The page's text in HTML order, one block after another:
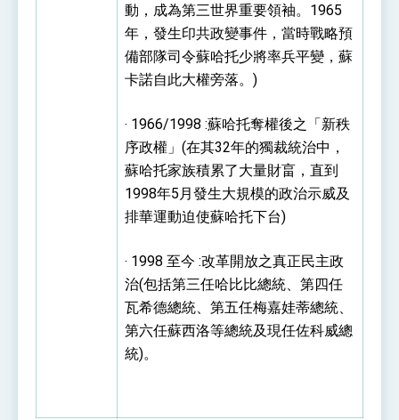
動，成為第三世界重要領袖。1965
年，發生印共政變事件，當時戰略預
備部隊司令蘇哈托少將率兵平變，蘇
卡諾自此大權旁落。)
‧ 1966/1998 :蘇哈托奪權後之「新秩
序政權」(在其32年的獨裁統治中，
蘇哈托家族積累了大量財畗，直到
1998年5月發生大規模的政治示威及
排華運動迫使蘇哈托下台)
‧ 1998 至今 :改革開放之真正民主政
治(包括第三任哈比比總統、第四任
瓦希德總統、第五任梅嘉娃蒂總統、
第六任蘇西洛等總統及現任佐科威總
統)。